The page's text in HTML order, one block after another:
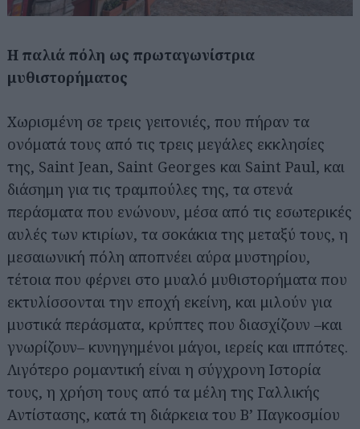
Η παλιά πόλη ως πρωταγωνίστρια
μυθιστορήματος
Χωρισμένη σε τρεις γειτονιές, που πήραν τα
ονόματά τους από τις τρεις μεγάλες εκκλησίες
της, Saint Jean, Saint Georges και Saint Paul, και
διάσημη για τις τραμπούλες της, τα στενά
περάσματα που ενώνουν, μέσα από τις εσωτερικές
αυλές των κτιρίων, τα σοκάκια της μεταξύ τους, η
μεσαιωνική πόλη αποπνέει αύρα μυστηρίου,
τέτοια που φέρνει στο μυαλό μυθιστορήματα που
εκτυλίσσονται την εποχή εκείνη, και μιλούν για
μυστικά περάσματα, κρύπτες που διασχίζουν –και
γνωρίζουν– κυνηγημένοι μάγοι, ιερείς και ιππότες.
Λιγότερο ρομαντική είναι η σύγχρονη Ιστορία
τους, η χρήση τους από τα μέλη της Γαλλικής
Αντίστασης, κατά τη διάρκεια του Β’ Παγκοσμίου